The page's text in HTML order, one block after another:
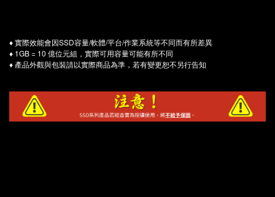
♦ 實際效能會因SSD容量/軟體/平台/作業系統等不同而有所差異
♦ 1GB = 10 億位元組，實際可用容量可能有所不同
♦ 產品外觀與包裝請以實際商品為準，若有變更恕不另行告知